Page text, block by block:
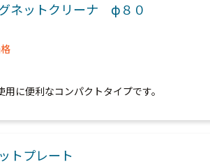
ネットクリーナ φ８０
に便利なコンパクトタイプです。
トプレート